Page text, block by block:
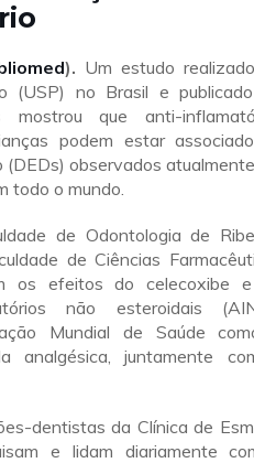
). Um estudo
(USP) no Brasil e
que anti-
podem estar
observados
todo o mundo.
de Odontologia de
de Ciências
os efeitos do celecoxibe
não esteroidais
Mundial de Saúde
analgésica, juntamente
dentistas da Clínica de
e lidam diariamente